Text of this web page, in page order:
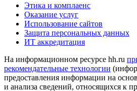
Этика и комплаенс
Оказание услуг
Использование сайтов
Защита персональных данных
ИТ аккредитация
На информационном ресурсе hh.ru
рекомендательные технологии
предоставления информации на
и анализа сведений, относящихся к